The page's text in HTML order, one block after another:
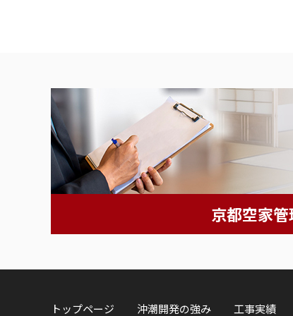
京都空家管
トップページ 沖潮開発の強み 工事実績